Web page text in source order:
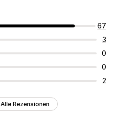
67
3
0
0
2
Alle Rezensionen